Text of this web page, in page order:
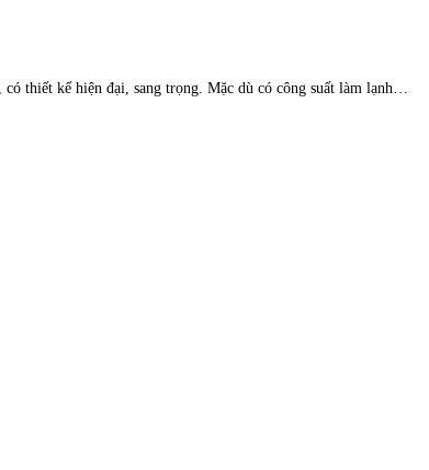
thiết kế hiện đại, sang trọng. Mặc dù có công suất làm lạnh…